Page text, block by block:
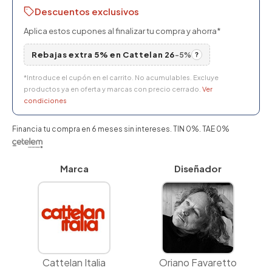
Descuentos exclusivos
Aplica estos cupones al finalizar tu compra y ahorra*
Rebajas extra 5% en Cattelan 26-5% ?
*Introduce el cupón en el carrito. No acumulables. Excluye
productos ya en oferta y marcas con precio cerrado. Ver
condiciones
Financia tu compra en 6 meses sin intereses. TIN 0%. TAE 0%
Marca
Cattelan Italia
Diseñador
Oriano Favaretto